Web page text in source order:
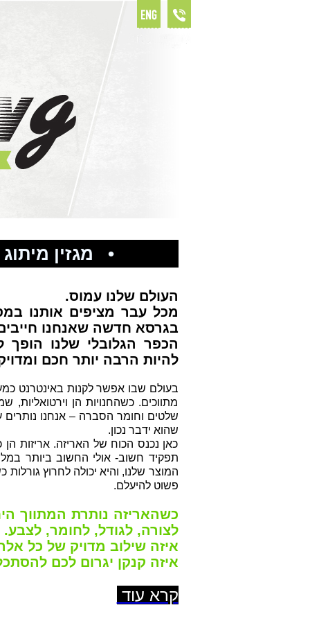
• מגזין מיתוג
העולם שלנו עמוס.
מכל עבר מציפים אותנו
בגרסא חדשה שאנחנו
הכפר הגלובלי שלנו הופך
להיות הרבה יותר חכם
בעולם שבו אפשר לקנות באינטרנט
מתווכים. כשהחנויות הן וירטואליות,
שלטים וחומר הסברה – אנחנו
שהוא ידבר נכון.
כאן נכנס הכוח של האריזה. אריזות
תפקיד חשוב- אולי החשוב ביותר
המוצר שלנו, והיא יכולה לחרוץ
פשוט להיעלם.
כשהאריזה נותרת המתווך
לצורה, לגודל, לחומר, לצבע.
איזה שילוב מדויק של כל
איזה קנקן יגרום לכם
קרא עוד